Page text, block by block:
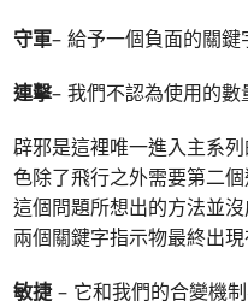
守軍– 給予一個負面的關鍵
連擊– 我們不認為使用的數
辟邪是這裡唯一進入主系
色除了飛行之外需要第二
這個問題所想出的方法並
兩個關鍵字指示物最終出
敏捷– 它和我們的合變機